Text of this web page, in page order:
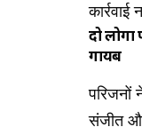
दो
गायब
परिजनों
संजीत